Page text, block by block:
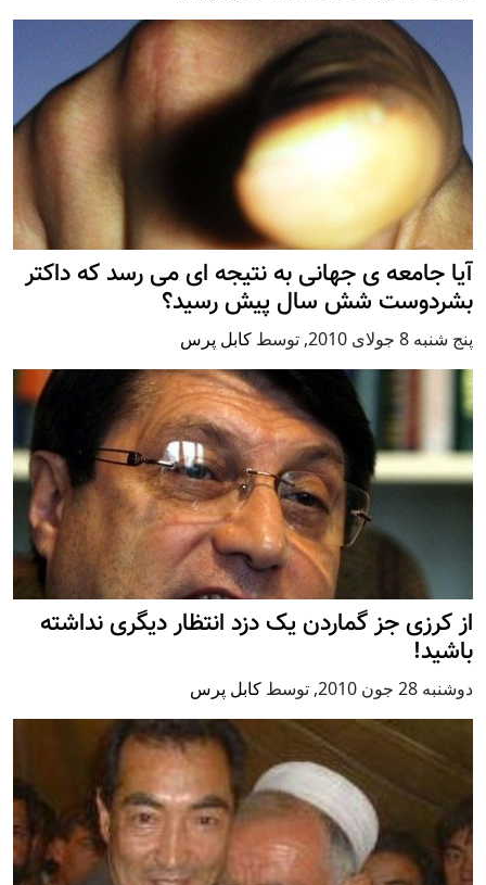
آیا جامعه ی جهانی به نتیجه ای می رسد که داکتر
بشردوست شش سال پیش رسید؟
پنج شنبه 8 جولای 2010 , توسط کابل پرس
از کرزی جز گماردن یک دزد انتظار دیگری نداشته
باشید!
دوشنبه 28 جون 2010 , توسط کابل پرس